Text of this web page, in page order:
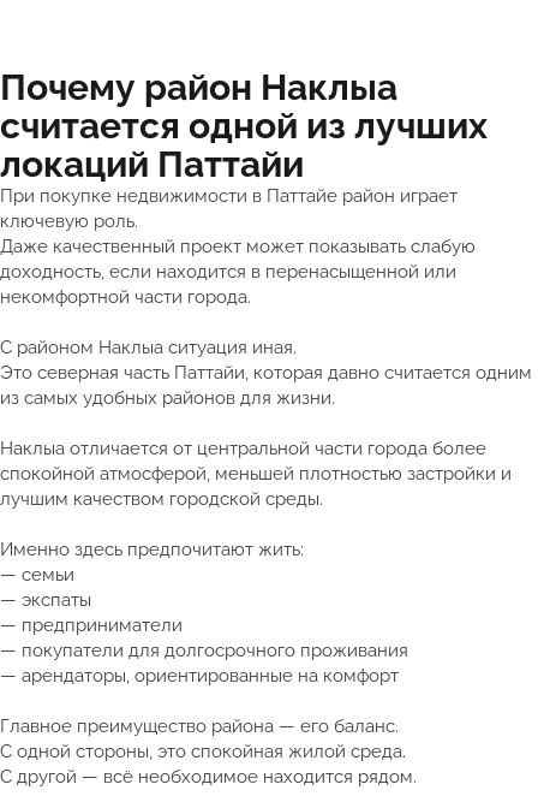
Почему район Наклыа
считается одной из лучших
локаций Паттайи
При покупке недвижимости в Паттайе район играет
ключевую роль.
Даже качественный проект может показывать слабую
доходность, если находится в перенасыщенной или
некомфортной части города.
С районом Наклыа ситуация иная.
Это северная часть Паттайи, которая давно считается одним
из самых удобных районов для жизни.
Наклыа отличается от центральной части города более
спокойной атмосферой, меньшей плотностью застройки и
лучшим качеством городской среды.
Именно здесь предпочитают жить:
— семьи
— экспаты
— предприниматели
— покупатели для долгосрочного проживания
— арендаторы, ориентированные на комфорт
Главное преимущество района — его баланс.
С одной стороны, это спокойная жилой среда.
С другой — всё необходимое находится рядом.